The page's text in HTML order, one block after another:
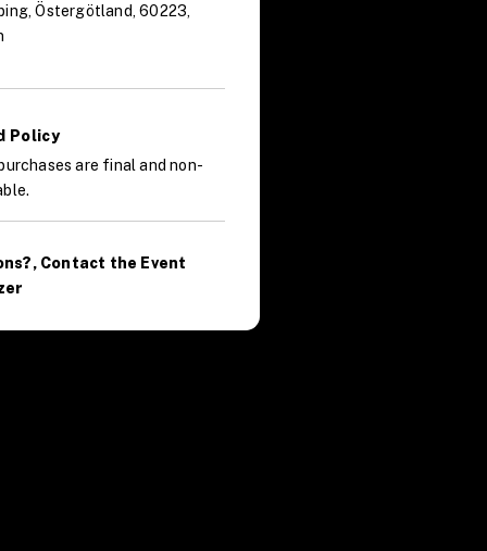
Östergötland, 60223,
Policy
are final and non-
Contact the Event